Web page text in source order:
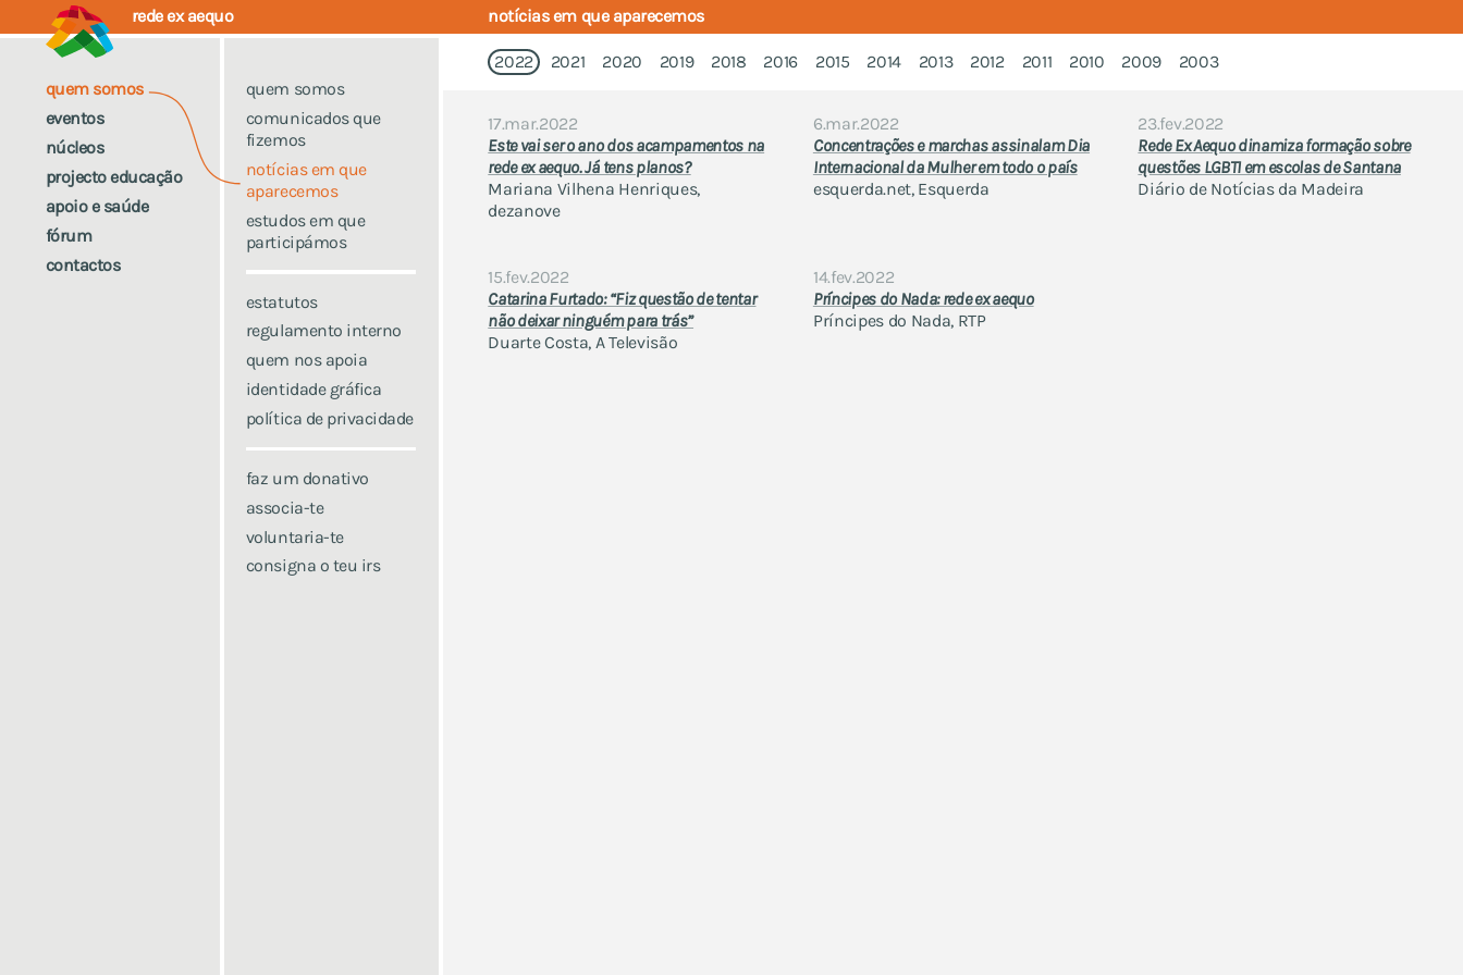
rede ex aequo
quem somos
quem somos
comunicados que
fizemos
notícias em que
aparecemos
estudos em que
participámos
estatutos
regulamento interno
quem nos apoia
identidade gráfica
política de privacidade
faz um donativo
associa-te
voluntaria-te
consigna o teu irs
eventos
núcleos
projecto educação
apoio e saúde
fórum
contactos
notícias em que aparecemos
2022 2021 2020 2019 2018 2016 2015 2014 2013 2012 2011 2010 2009 2003
17.mar.2022
Este vai ser o ano dos acampamentos na
rede ex aequo. Já tens planos?
Mariana Vilhena Henriques,
dezanove
6.mar.2022
Concentrações e marchas assinalam Dia
Internacional da Mulher em todo o país
esquerda.net, Esquerda
23.fev.2022
Rede Ex Aequo dinamiza formação sobre
questões LGBTI em escolas de Santana
Diário de Notícias da Madeira
15.fev.2022
Catarina Furtado: “Fiz questão de tentar
não deixar ninguém para trás”
Duarte Costa, A Televisão
14.fev.2022
Príncipes do Nada: rede ex aequo
Príncipes do Nada, RTP